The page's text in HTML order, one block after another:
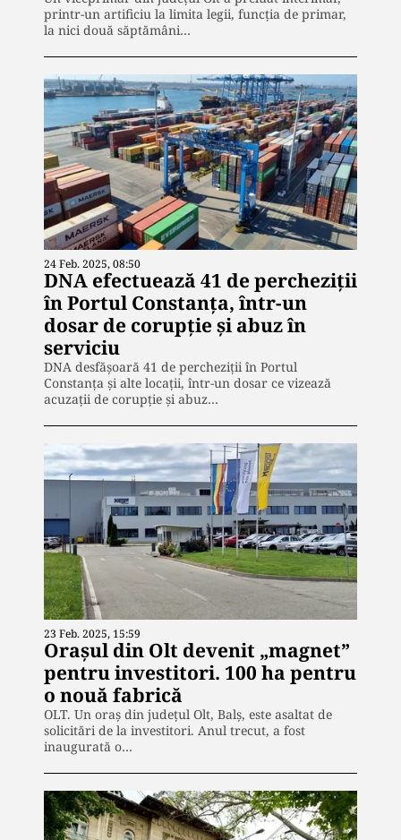
printr-un artificiu la limita legii, funcţia de primar,
la nici două săptămâni…
24 Feb. 2025, 08:50
DNA efectuează 41 de percheziții
în Portul Constanţa, într-un
dosar de corupție și abuz în
serviciu
DNA desfășoară 41 de percheziții în Portul
Constanța și alte locații, într-un dosar ce vizează
acuzații de corupție și abuz…
23 Feb. 2025, 15:59
Orașul din Olt devenit „magnet”
pentru investitori. 100 ha pentru
o nouă fabrică
OLT. Un oraş din judeţul Olt, Balș, este asaltat de
solicitări de la investitori. Anul trecut, a fost
inaugurată o…